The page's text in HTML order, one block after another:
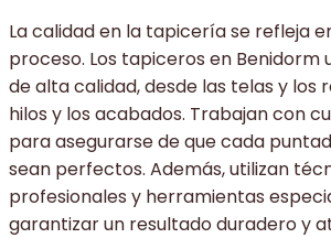
La calidad en la tapicería se refleja
proceso. Los tapiceros en Benidorm
de alta calidad, desde las telas y los
hilos y los acabados. Trabajan con
para asegurarse de que cada
sean perfectos. Además, utilizan
profesionales y herramientas
garantizar un resultado duradero y